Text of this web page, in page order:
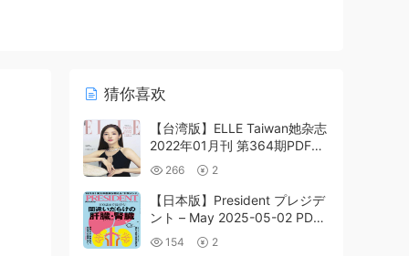
猜你喜欢
【台湾版】ELLE Taiwan她杂志
2022年01月刊 第364期PDF电
子版266 2
【日本版】President プレジデ
ント – May 2025-05-02 PDF
电子版杂志
154 2